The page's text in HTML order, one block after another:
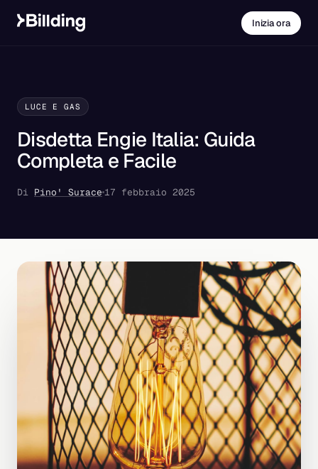
Inizia ora
LUCE E GAS
Disdetta Engie Italia: Guida
Completa e Facile
Di Pino' Surace 17 febbraio 2025